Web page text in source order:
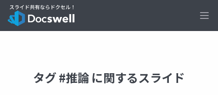
タグ #推論 に関するスライド